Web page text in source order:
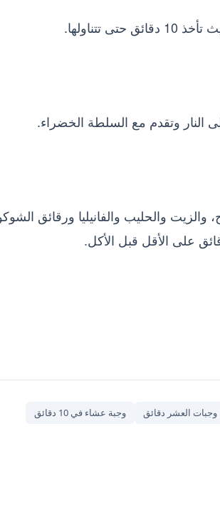
النار وتقدم مع السلطة الخضراء.
والحليب والفانيليا ورقائق
وجبات العشر دقائق
وجبة عشاء في 10 دقائق